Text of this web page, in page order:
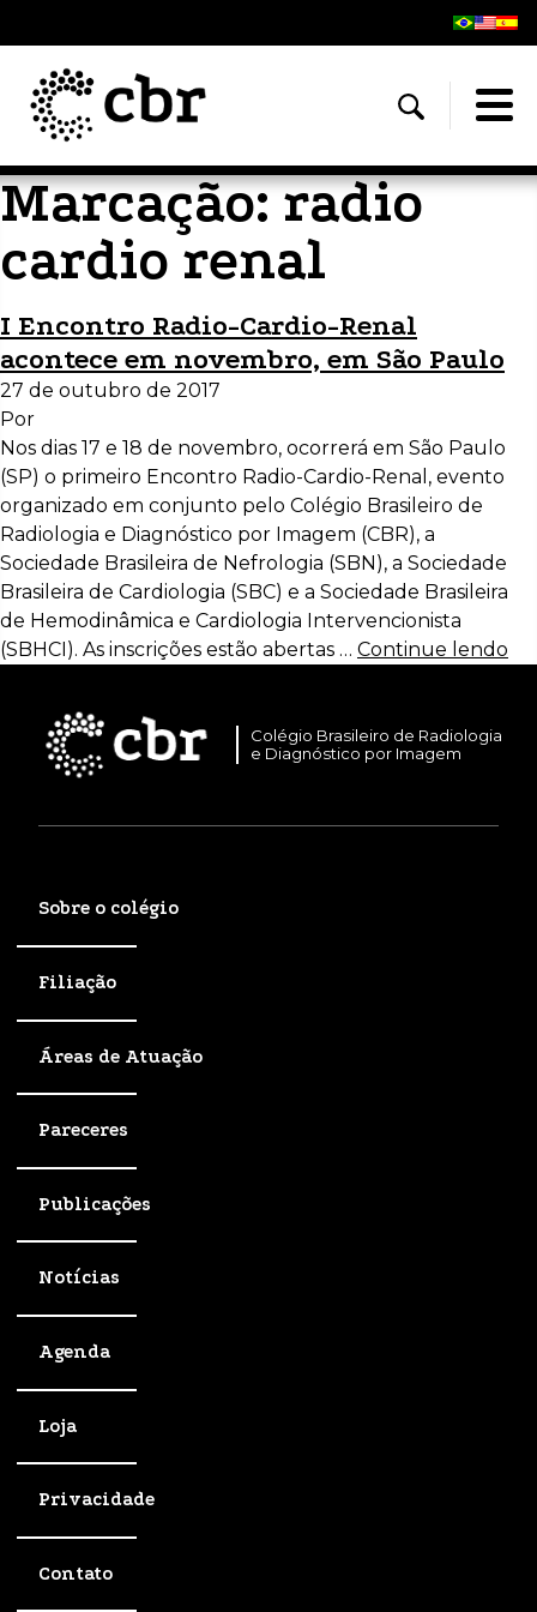
Marcação:radio
cardio renal
I Encontro Radio-Cardio-Renal
acontece em novembro, em São Paulo
27 de outubro de 2017
Por
Nos dias 17 e 18 de novembro, ocorrerá em São Paulo
(SP) o primeiro Encontro Radio-Cardio-Renal, evento
organizado em conjunto pelo Colégio Brasileiro de
Radiologia e Diagnóstico por Imagem (CBR), a
Sociedade Brasileira de Nefrologia (SBN), a Sociedade
Brasileira de Cardiologia (SBC) e a Sociedade Brasileira
de Hemodinâmica e Cardiologia Intervencionista
(SBHCI). As inscrições estão abertas … Continue lendo
Colégio Brasileiro de Radiologia
e Diagnóstico por Imagem
Sobre o colégio
Filiação
Áreas de Atuação
Pareceres
Publicações
Notícias
Agenda
Loja
Privacidade
Contato